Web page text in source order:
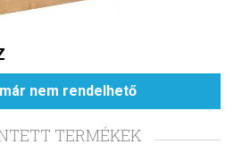
nem rendelhető
TERMÉKEK